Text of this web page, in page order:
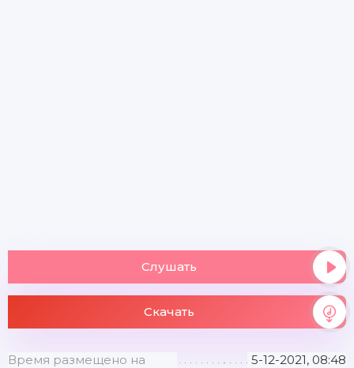
Слушать
Скачать
Время размещено на
5-12-2021, 08:48